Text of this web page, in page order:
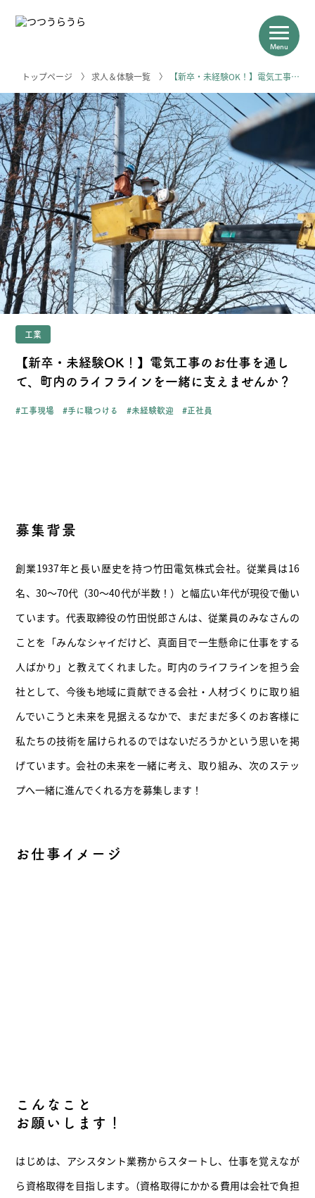
Menu
つつうらうらについて 浦幌の産業
求人＆体験一覧 浦幌のこと
＼浦幌のお仕事はこちらから／
求人一覧を見る
相談はこちら
- お問い合わせ - 受け入れの流れ/FAQ
- プライバシーポリシー - 浦幌町役場公式サイト
トップページ 〉 求人＆体験一覧〉 【新卒・未経験OK！】電気工事…
工業
【新卒・未経験OK！】電気工事のお仕事を通し
て、町内のライフラインを一緒に支えませんか？
工事現場 手に職つける 未経験歓迎 正社員
募集背景
創業1937年と長い歴史を持つ竹田電気株式会社。従業員は16
名、30～70代（30～40代が半数！）と幅広い年代が現役で働い
ています。代表取締役の竹田悦郎さんは、従業員のみなさんの
ことを「みんなシャイだけど、真面目で一生懸命に仕事をする
人ばかり」と教えてくれました。町内のライフラインを担う会
社として、今後も地域に貢献できる会社・人材づくりに取り組
んでいこうと未来を見据えるなかで、まだまだ多くのお客様に
私たちの技術を届けられるのではないだろうかという思いを掲
げています。会社の未来を一緒に考え、取り組み、次のステッ
プへ一緒に進んでくれる方を募集します！
お仕事イメージ
こんなこと
お願いします！
はじめは、 アシスタント業務からスタートし、仕事を覚えなが
ら資格取得を目指します｡（資格取得にかかる費用は会社で負担